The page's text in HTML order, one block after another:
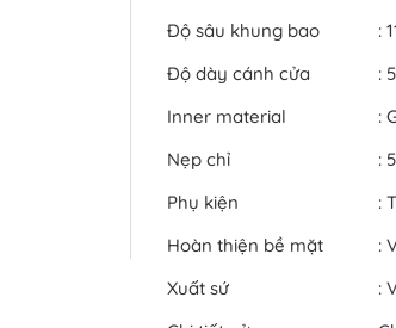
Độ sâu khung bao
:
Độ dày cánh cửa
:
Inner material
:
Nẹp chỉ
:
Phụ kiện
:
Hoàn thiện bề mặt
:
Xuất sứ
: